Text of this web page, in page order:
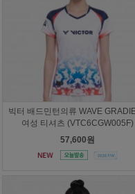
빅터 배드민턴의류 WAVE
여성 티셔츠 (VTC6CGW005F)
57,600원